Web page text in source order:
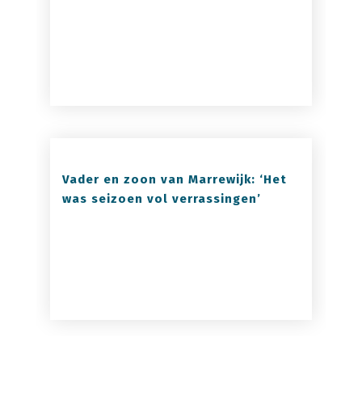
Vader en zoon van Marrewijk: ‘Het
was seizoen vol verrassingen’